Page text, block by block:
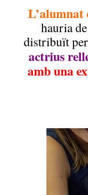
L’alumnat
hauria
distribuït
actrius
amb una